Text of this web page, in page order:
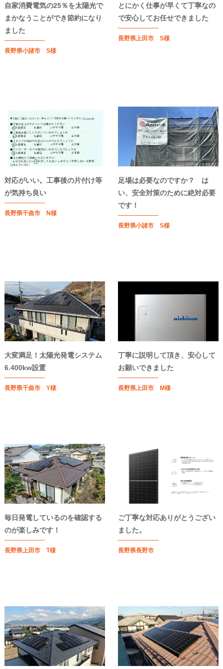
自家消費電気の25％を太陽光で
まかなうことができ節約になり
ました
長野県小諸市 S様
とにかく仕事が早くて丁寧なの
で安心してお任せできました
長野県上田市 S様
対応がいい。工事後の片付け等
が気持ち良い
長野県千曲市 N様
足場は必要なのですか？ は
い、安全対策のために絶対必要
です！
長野県小諸市 S様
大変満足！太陽光発電システム
6.400kw設置
長野県千曲市 Y様
丁寧に説明して頂き、安心して
お願いできました
長野県上田市 M様
毎日発電しているのを確認する
のが楽しみです！
長野県上田市 T様
ご丁寧な対応ありがとうござい
ました。
長野県長野市